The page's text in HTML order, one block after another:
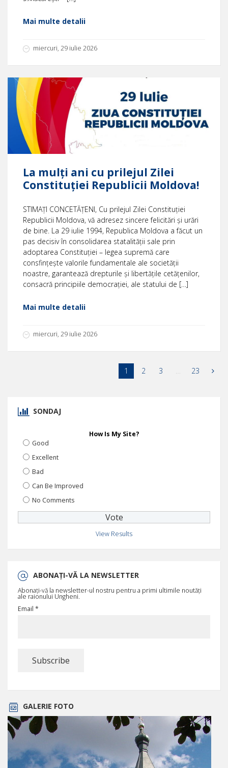
Mai multe detalii
miercuri, 29 iulie 2026
La mulți ani cu prilejul Zilei
Constituției Republicii Moldova!
STIMAȚI CONCETĂȚENI, Cu prilejul Zilei Constituției
Republicii Moldova, vă adresez sincere felicitări și urări
de bine. La 29 iulie 1994, Republica Moldova a făcut un
pas decisiv în consolidarea statalității sale prin
adoptarea Constituției – legea supremă care
consfințește valorile fundamentale ale societății
noastre, garantează drepturile și libertățile cetățenilor,
consacră principiile democrației, ale statului de […]
Mai multe detalii
miercuri, 29 iulie 2026
1 2 3 … 23
SONDAJ
How Is My Site?
Good
Excellent
Bad
Can Be Improved
No Comments
View Results
ABONAȚI-VĂ LA NEWSLETTER
Abonați-vă la newsletter-ul nostru pentru a primi ultimile noutăți
ale raionului Ungheni.
Email *
GALERIE FOTO